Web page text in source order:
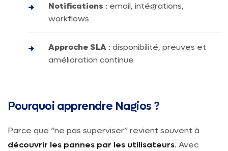
Notifications : email, intégrations,
workflows
Approche SLA : disponibilité, preuves et
amélioration continue
Pourquoi apprendre Nagios ?
Parce que “ne pas superviser” revient souvent à
découvrir les pannes par les utilisateurs. Avec